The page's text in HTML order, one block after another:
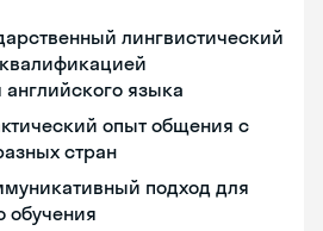
лингвистический
английского языка
опыт общения с
стран
подход для
обучения